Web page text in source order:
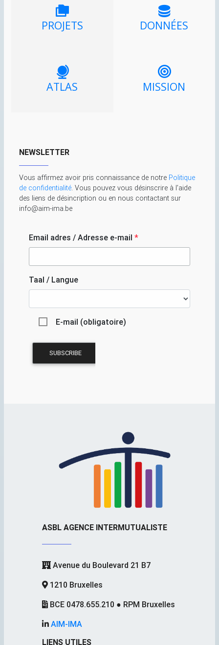
PROJETS DONNÉES
ATLAS MISSION
NEWSLETTER
Vous affirmez avoir pris connaissance de notre Politique
de confidentialité. Vous pouvez vous désinscrire à l'aide
des liens de désincription ou en nous contactant sur
info@aim-ima.be
Email adres / Adresse e-mail *
Taal / Langue
E-mail (obligatoire)
ASBL AGENCE INTERMUTUALISTE
Avenue du Boulevard 21 B7
1210 Bruxelles
BCE 0478.655.210 ● RPM Bruxelles
AIM-IMA
LIENS UTILES